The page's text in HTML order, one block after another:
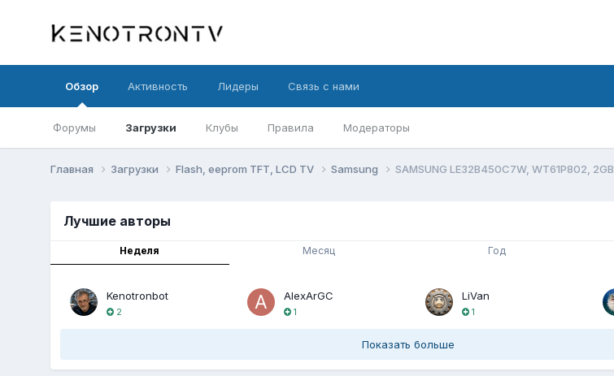
Обзор
Форумы Загрузки Клубы Правила Модераторы
Активность Лидеры Связь с нами
Главная Загрузки Flash, eeprom TFT, LCD TV Samsung SAMSUNG LE32B450C7W, WT61P802, 2GB
Лучшие авторы
Неделя Месяц Год
Kenotronbot
2
AlexArGC
1
LiVan
1
Показать больше